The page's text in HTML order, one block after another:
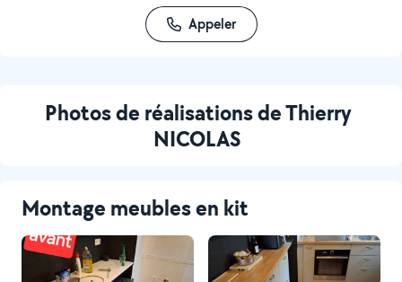
Appeler
Photos de réalisations de Thierry
NICOLAS
Montage meubles en kit